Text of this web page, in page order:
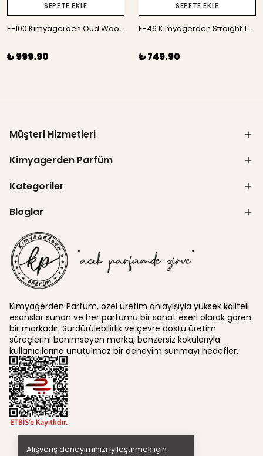
Alışveriş deneyiminizi iyileştirmek için
SEPETE EKLE
E-100 Kimyagerden Oud Wood Lüks - %50 Esans - 50 ml
₺ 999.90
SEPETE EKLE
E-46 Kimyagerden Straight To Heaven - 50 ml
₺ 749.90
Müşteri Hizmetleri
Kimyagerden Parfüm
Kategoriler
Bloglar
Kimyagerden Parfüm, özel üretim anlayışıyla yüksek kaliteli
esanslar sunan ve her parfümü bir sanat eseri olarak gören
bir markadır. Sürdürülebilirlik ve çevre dostu üretim
süreçlerini benimseyen marka, benzersiz kokularıyla
kullanıcılarına unutulmaz bir deneyim sunmayı hedefler.